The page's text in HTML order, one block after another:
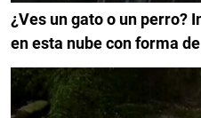
¿Ves un gato o un perro?
en esta nube con forma